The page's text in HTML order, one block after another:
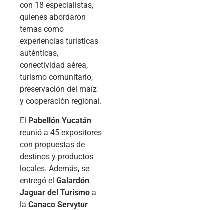
con 18 especialistas,
quienes abordaron
temas como
experiencias turísticas
auténticas,
conectividad aérea,
turismo comunitario,
preservación del maíz
y cooperación regional.
El Pabellón Yucatán
reunió a 45 expositores
con propuestas de
destinos y productos
locales. Además, se
entregó el Galardón
Jaguar del Turismo a
la Canaco Servytur